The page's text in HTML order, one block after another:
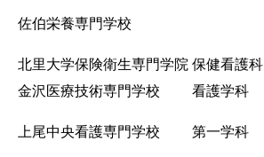
佐伯栄養専門学校
北里大学保険衛生専門学院 保健看護科
金沢医療技術専門学校 看護学科
上尾中央看護専門学校 第一学科